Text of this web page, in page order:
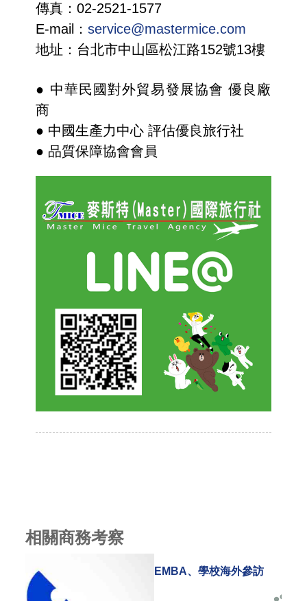
傳真：02-2521-1577
E-mail：service@mastermice.com
地址：台北市中山區松江路152號13樓
● 中華民國對外貿易發展協會 優良廠
商
● 中國生產力中心 評估優良旅行社
● 品質保障協會會員
相關商務考察